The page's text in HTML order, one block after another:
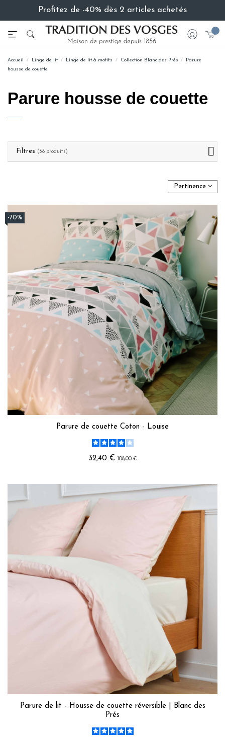
Profitez de -40% dès 2 articles achetés
Accueil Linge de lit Linge de lit à motifs Collection Blanc des Prés
Parure
housse de couette
Parure housse de couette
Filtres (38 produits)
Pertinence
-70%
Parure de couette Coton - Louise
32,40 €108,00 €
Parure de lit - Housse de couette réversible | Blanc des
Prés